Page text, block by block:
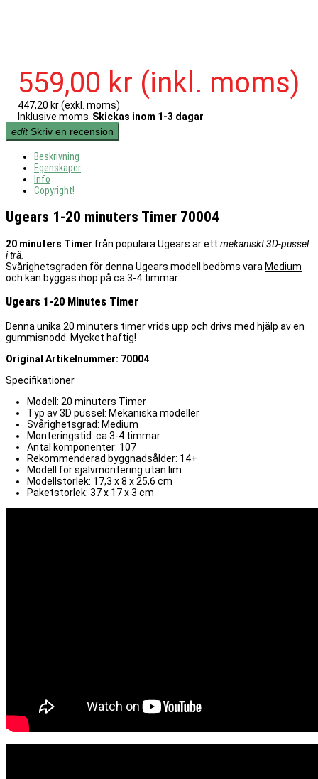
559,00 kr (inkl. moms)
447,20 kr(exkl. moms)
Inklusive moms Skickas inom 1-3 dagar
edit Skriv en recension
Beskrivning
Egenskaper
Info
Copyright!
Ugears 1-20 minuters Timer 70004
20 minuters Timer från populära Ugears är ett mekaniskt 3D-pussel
i trä.
Svårighetsgraden för denna Ugears modell bedöms vara Medium
och kan byggas ihop på ca 3-4 timmar.
Ugears 1-20 Minutes Timer
Denna unika 20 minuters timer vrids upp och drivs med hjälp av en
gummisnodd. Mycket häftig!
Original Artikelnummer: 70004
Specifikationer
Modell: 20 minuters Timer
Typ av 3D pussel: Mekaniska modeller
Svårighetsgrad: Medium
Monteringstid: ca 3-4 timmar
Antal komponenter: 107
Rekommenderad byggnadsålder: 14+
Modell för självmontering utan lim
Modellstorlek: 17,3 x 8 x 25,6 cm
Paketstorlek: 37 x 17 x 3 cm